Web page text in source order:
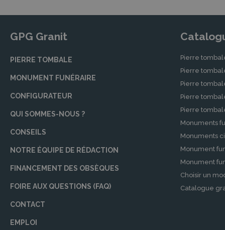
GPG Granit
PIERRE TOMBALE
MONUMENT FUNÉRAIRE
CONFIGURATEUR
QUI SOMMES-NOUS ?
CONSEILS
NOTRE ÉQUIPE DE RÉDACTION
FINANCEMENT DES OBSÈQUES
FOIRE AUX QUESTIONS (FAQ)
CONTACT
EMPLOI
Pierre
Pierre
Pierre
Pierre
Pierre
Monuments
Monuments
Monument
Monument
Choisir un
Catalogue